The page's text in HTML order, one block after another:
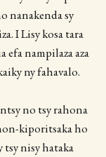
nanakenda sy
I Lisy kosa tara
efa nampilaza aza
ny fahavalo.
no tsy rahona
kiporitsaka ho
tsy nisy hataka